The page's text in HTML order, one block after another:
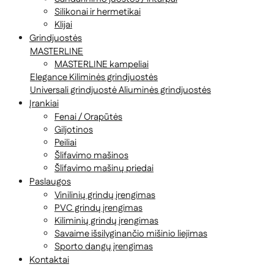
Silikonai ir hermetikai
Klijai
Grindjuostės
MASTERLINE
MASTERLINE kampeliai
EleganceKiliminės grindjuostės
Universali grindjuostėAliuminės grindjuostės
Įrankiai
Fenai / Orapūtės
Giljotinos
Peiliai
Šlifavimo mašinos
Šlifavimo mašinų priedai
Paslaugos
Vinilinių grindų įrengimas
PVC grindų įrengimas
Kiliminių grindų įrengimas
Savaime išsilyginančio mišinio liejimas
Sporto dangų įrengimas
Kontaktai